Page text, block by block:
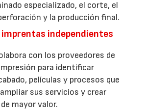
especializado, el corte, el
y la producción final.
imprentas independientes
con los proveedores de
para identificar
películas y procesos que
sus servicios y crear
mayor valor.